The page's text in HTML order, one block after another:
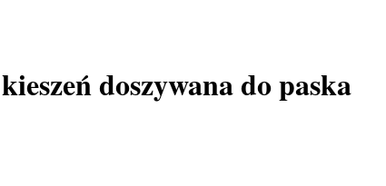
doszywana do paska